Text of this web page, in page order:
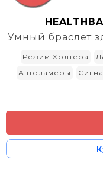
Умный браслет
Режим Холтера
Автозамеры